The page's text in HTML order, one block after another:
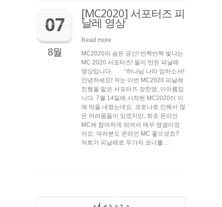
07
8월
[MC2020] 서포터즈 피
날레 영상
Read more
MC2020의 숨은 공신! 반짝반짝 빛나는
MC 2020 서포터즈! 들이 만든 피날레
영상입니다. “하나님 나라 임하소서!
안녕하세요! 저는 이번 MC2020 피날레
진행을 맡은 서포터즈 장찬영, 이아름입
니다. 7월 14일에 시작된 MC2020이 이
제 막을 내렸는데요. 코로나로 인해서 많
은 어려움들이 있었지만, 최초 온라인
MC에 참여하게 되어서 매우 영광이었
어요. 여러분도 온라인 MC 좋으셨죠?
저희가 피날레로 두가지 코너를…